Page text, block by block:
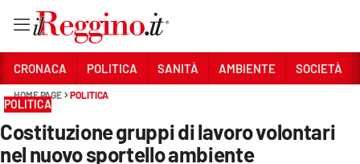
Sezioni
CRONACA
CRONACA POLITICA SANITÀ AMBIENTE SOCIETÀ
HOME PAGE POLITICA
POLITICA
Costituzione gruppi di lavoro volontari
nel nuovo sportello ambiente